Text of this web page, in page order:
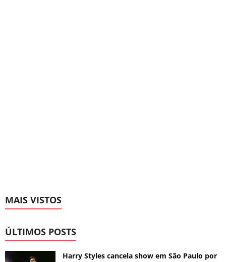
MAIS VISTOS
ÚLTIMOS POSTS
Harry Styles cancela show em São Paulo por